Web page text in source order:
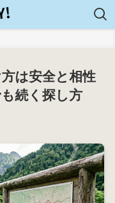
は安全と相性
続く探し方